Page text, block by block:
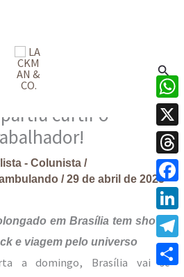
curtir o
- Colunista /
/29 de abril de 2025
em Brasília tem shows
e viagem pelo universo
a domingo, Brasília vai se
X